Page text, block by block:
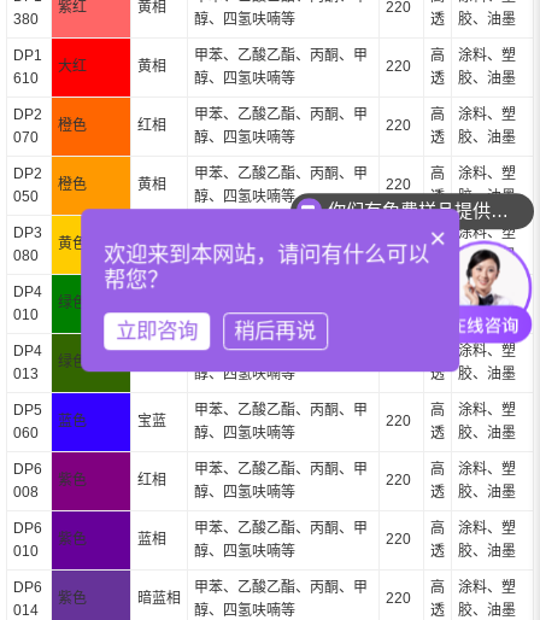
380
紫红 黄相
醇、四氢呋喃等
220
透
胶、油墨
DP1
610
大红 黄相
甲苯、乙酸乙酯、丙酮、甲
醇、四氢呋喃等
220
高
透
涂料、塑
胶、油墨
DP2
070
橙色 红相
甲苯、乙酸乙酯、丙酮、甲
醇、四氢呋喃等
220
高
透
涂料、塑
胶、油墨
DP2
050
橙色 黄相
甲苯、乙酸乙酯、丙酮、甲
醇、四氢呋喃等
220
高
透
涂料、塑
胶、油墨
DP3
080
黄色 红相
醇、四氢呋喃等
220
高
涂料、塑
胶、油墨
DP4
010
绿色
醇、四氢呋喃等
涂料、塑
胶、油墨
DP4
013
绿色
甲苯、乙酸乙酯、丙酮、甲
醇、四氢呋喃等
透
涂料、塑
胶、油墨
DP5
060
蓝色 宝蓝
甲苯、乙酸乙酯、丙酮、甲
醇、四氢呋喃等
220
高
透
涂料、塑
胶、油墨
DP6
008
紫色 红相
甲苯、乙酸乙酯、丙酮、甲
醇、四氢呋喃等
220
高
透
涂料、塑
胶、油墨
DP6
010
紫色 蓝相
甲苯、乙酸乙酯、丙酮、甲
醇、四氢呋喃等
220
高
透
涂料、塑
胶、油墨
DP6
014
紫色 暗蓝相
甲苯、乙酸乙酯、丙酮、甲
醇、四氢呋喃等
220
高
透
涂料、塑
胶、油墨
你们有免费样品提供吗？
×
欢迎来到本网站，请问有什么可以
帮您？
立即咨询 稍后再说